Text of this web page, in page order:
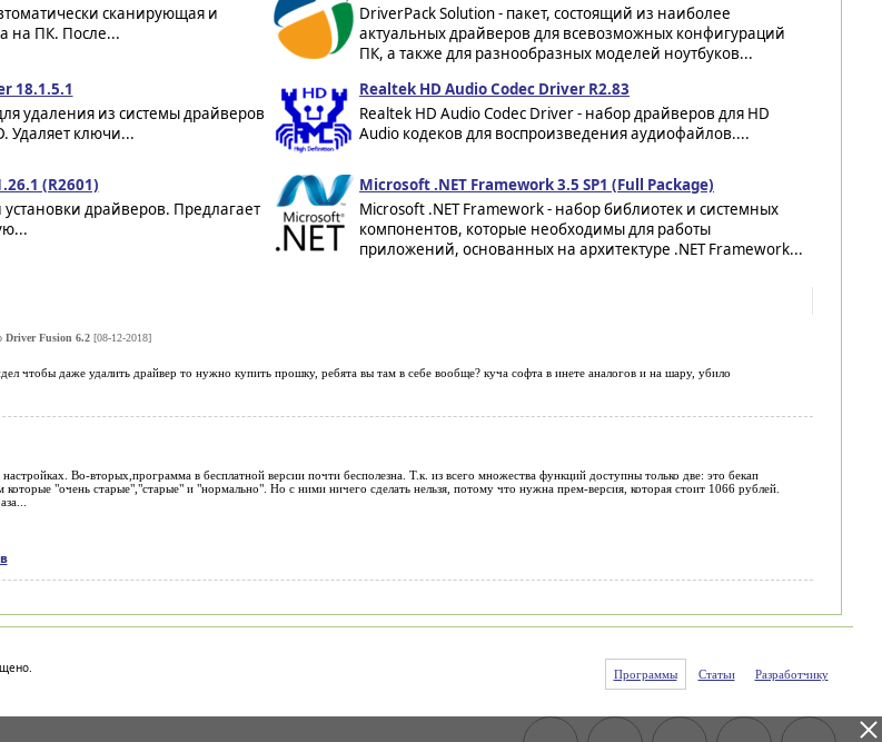
сканирующая и
на ПК. После...
DriverPack Solution - пакет, состоящий из наиболее
актуальных драйверов для всевозможных конфигураций
ПК, а также для разнообразных моделей ноутбуков...
18.1.5.1
удаления из системы драйверов
Удаляет ключи...
Realtek HD Audio Codec Driver R2.83
Realtek HD Audio Codec Driver - набор драйверов для HD
Audio кодеков для воспроизведения аудиофайлов....
(R2601)
драйверов. Предлагает
Microsoft .NET Framework 3.5 SP1 (Full Package)
Microsoft .NET Framework - набор библиотек и системных
компонентов, которые необходимы для работы
приложений, основанных на архитектуре .NET Framework...
Driver Fusion 6.2[08-12-2018]
чтобы даже удалить драйвер то нужно купить прошку, ребята вы там в себе вообще? куча софта в инете аналогов и на шару, убило
Во-вторых,программа в бесплатной версии почти бесполезна. Т.к. из всего множества функций доступны только две: это бекап
которые "очень старые","старые" и "нормально". Но с ними ничего сделать нельзя, потому что нужна прем-версия, которая стоит 1066 рублей.
Программы Статьи Разработчику